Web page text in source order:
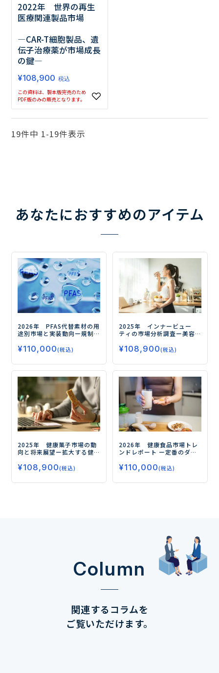
2022年 世界の再生
医療関連製品市場
―CAR-T細胞製品、遺
伝子治療薬が市場成長
の鍵―
¥108,900 税込
この資料は、製本版完売のため
PDF版のみの販売となります。
19件中 1-19件表示
あなたにおすすめのアイテム
2026年 PFAS代替素材の用
途別市場と実装動向ー規制
実装力競争の勝ち筋ー
¥110,000(税込)
2025年 インナービュー
ティの市場分析調査ー美容
鍵ー
¥108,900(税込)
2025年 健康菓子市場の動
向と将来展望ー拡大する健
はー
¥108,900(税込)
2026年 健康食品市場トレ
ンドレポート ー定番のダイ
フェムケア、グミサプリまで
データで読み解く市場の未
来ー
¥110,000(税込)
Column
関連するコラムを
ご覧いただけます。